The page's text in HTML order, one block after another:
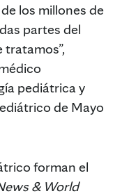
los millones de
partes del
tratamos”,
pediátrica y
de Mayo
forman el
& World